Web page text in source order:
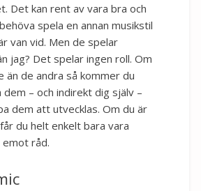
Det kan rent av vara bra och
spela en annan musikstil
van vid. Men de spelar
jag? Det spelar ingen roll. Om
än de andra så kommer du
– och indirekt dig själv –
dem att utvecklas. Om du är
du helt enkelt bara vara
emot råd.